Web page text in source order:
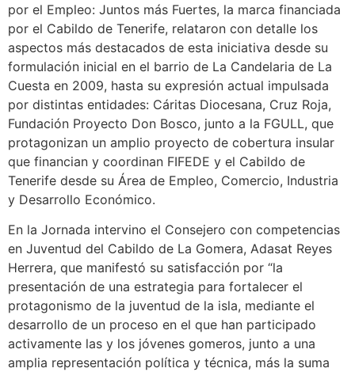
por el Empleo: Juntos más Fuertes, la marca financiada
por el Cabildo de Tenerife, relataron con detalle los
aspectos más destacados de esta iniciativa desde su
formulación inicial en el barrio de La Candelaria de La
Cuesta en 2009, hasta su expresión actual impulsada
por distintas entidades: Cáritas Diocesana, Cruz Roja,
Fundación Proyecto Don Bosco, junto a la FGULL, que
protagonizan un amplio proyecto de cobertura insular
que financian y coordinan FIFEDE y el Cabildo de
Tenerife desde su Área de Empleo, Comercio, Industria
y Desarrollo Económico.
En la Jornada intervino el Consejero con competencias
en Juventud del Cabildo de La Gomera, Adasat Reyes
Herrera, que manifestó su satisfacción por “la
presentación de una estrategia para fortalecer el
protagonismo de la juventud de la isla, mediante el
desarrollo de un proceso en el que han participado
activamente las y los jóvenes gomeros, junto a una
amplia representación política y técnica, más la suma